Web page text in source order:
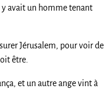
y avait un homme tenant
Jérusalem, pour voir de
être.
et un autre ange vint à